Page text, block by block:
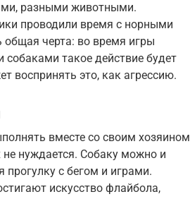
разными животными.
проводили время с норными
общая черта: во время игры
такое действие будет
воспринять это, как агрессию.
вместе со своим хозяином
нуждается. Собаку можно и
с бегом и играми.
искусство флайбола,